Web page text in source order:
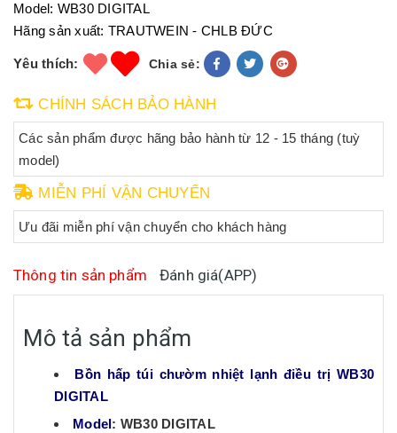
Model: WB30 DIGITAL
Hãng sản xuất: TRAUTWEIN - CHLB ĐỨC
Yêu thích: Chia sẻ:
CHÍNH SÁCH BẢO HÀNH
Các sản phẩm được hãng bảo hành từ 12 - 15 tháng (tuỳ
model)
MIỄN PHÍ VẬN CHUYỂN
Ưu đãi miễn phí vận chuyển cho khách hàng
Thông tin sản phẩm Đánh giá(APP)
Mô tả sản phẩm
Bồn hấp túi chườm nhiệt lạnh điều trị WB30
DIGITAL
Model: WB30 DIGITAL